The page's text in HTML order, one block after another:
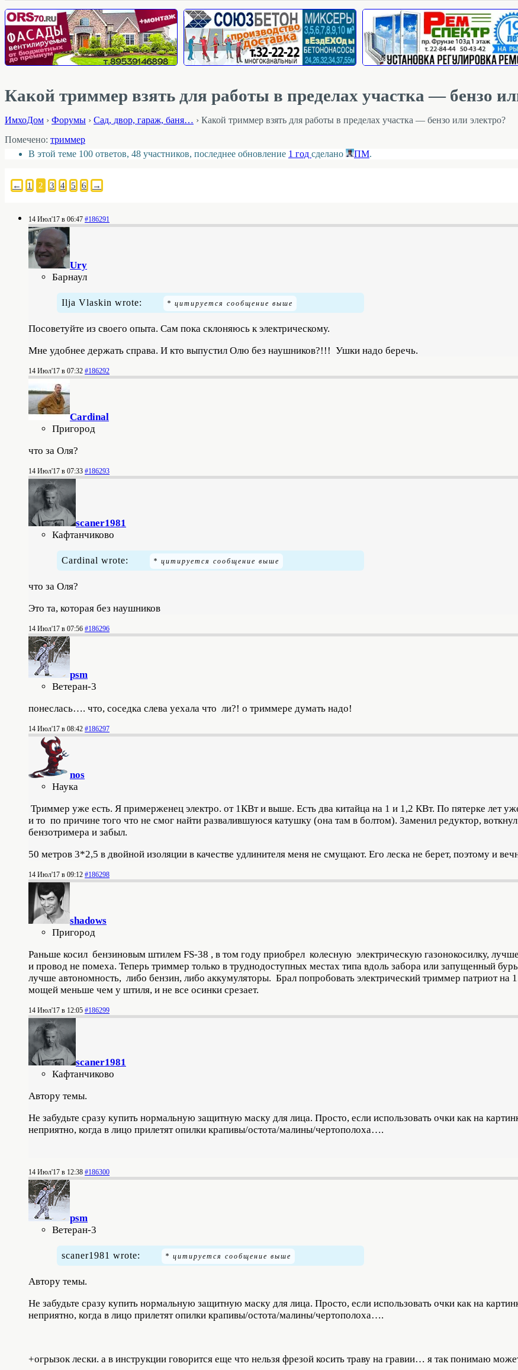
Какой триммер взять для работы в пределах участка — бензо
ИмхоДом › Форумы › Cад, двор, гараж, баня… › Какой триммер взять для работы в пределах участка — бензо или электро?
Помечено: триммер
В этой теме 100 ответов, 48 участников, последнее обновление 1 год сделано ПМ.
← 1 2 3 4 5 6 →
14 Июл'17 в 06:47 #186291
Ury
Барнаул
Ilja Vlaskin wrote:
Посоветуйте из своего опыта. Сам пока склоняюсь к электрическому.
Мне удобнее держать справа. И кто выпустил Олю без наушников?!!! Ушки надо беречь.
14 Июл'17 в 07:32 #186292
Cardinal
Пригород
что за Оля?
14 Июл'17 в 07:33 #186293
scaner1981
Кафтанчиково
Cardinal wrote:
что за Оля?
Это та, которая без наушников
14 Июл'17 в 07:56 #186296
psm
Ветеран-3
понеслась…. что, соседка слева уехала что ли?! о триммере думать надо!
14 Июл'17 в 08:42 #186297
nos
Наука
Триммер уже есть. Я примерженец электро. от 1КВт и выше. Есть два китайца на 1 и 1,2 КВт. По пятерке лет
и то по причине того что не смог найти развалившуюся катушку (она там в болтом). Заменил редуктор,
бензотримера и забыл.
50 метров 3*2,5 в двойной изоляции в качестве удлинителя меня не смущают. Его леска не берет, поэтому и
14 Июл'17 в 09:12 #186298
shadows
Пригород
Раньше косил бензиновым штилем FS-38 , в том году приобрел колесную электрическую газонокосилку,
и провод не помеха. Теперь триммер только в труднодоступных местах типа вдоль забора или запущенный
лучше автономность, либо бензин, либо аккумуляторы. Брал попробовать электрический триммер патриот на
мощей меньше чем у штиля, и не все осинки срезает.
14 Июл'17 в 12:05 #186299
scaner1981
Кафтанчиково
Автору темы.
Не забудьте сразу купить нормальную защитную маску для лица. Просто, если использовать очки как на
неприятно, когда в лицо прилетят опилки крапивы/остота/малины/чертополоха….
14 Июл'17 в 12:38 #186300
psm
Ветеран-3
scaner1981 wrote:
Автору темы.
Не забудьте сразу купить нормальную защитную маску для лица. Просто, если использовать очки как на
неприятно, когда в лицо прилетят опилки крапивы/остота/малины/чертополоха….
+огрызок лески. а в инструкции говорится еще что нельзя фрезой косить траву на гравии… я так понимаю